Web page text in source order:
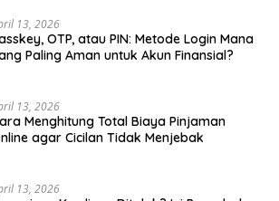
13, 2026
OTP, atau PIN: Metode Login Mana
Paling Aman untuk Akun Finansial?
13, 2026
Menghitung Total Biaya Pinjaman
agar Cicilan Tidak Menjebak
13, 2026